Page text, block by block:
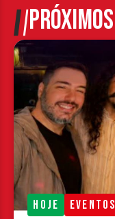
PRÓXIMOS
HOJE EVENTOS